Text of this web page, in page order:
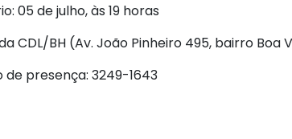
05 de julho, às 19 horas
CDL/BH (Av. João Pinheiro 495, bairro Boa
presença: 3249-1643